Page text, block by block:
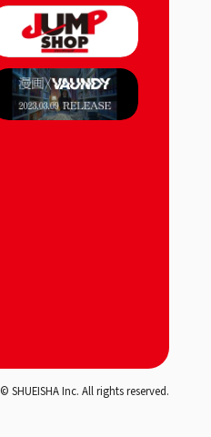
© SHUEISHA Inc. All rights reserved.